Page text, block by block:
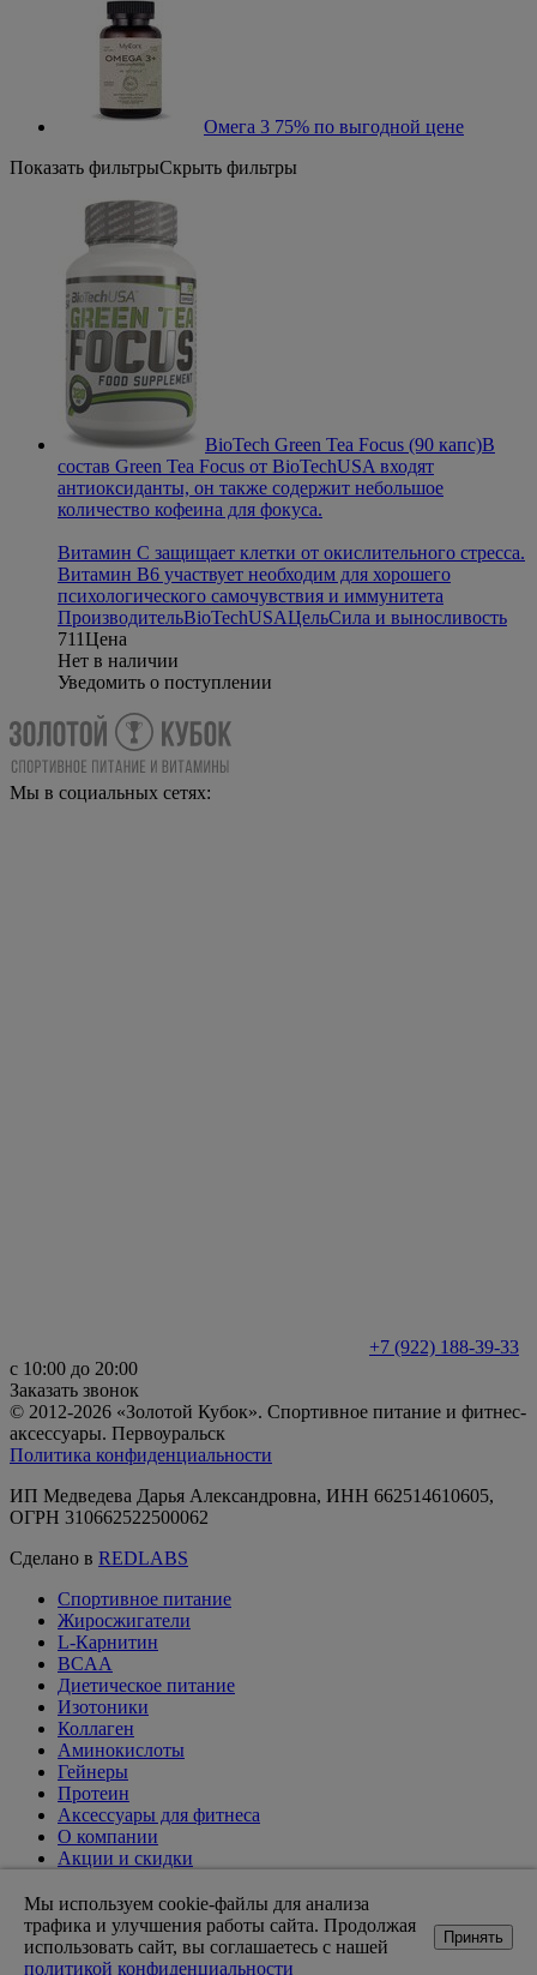
Омега 3 75% по выгодной цене
Показать фильтрыСкрыть фильтры
BioTech Green Tea Focus (90 капс)В
состав Green Tea Focus от BioTechUSA входят
антиоксиданты, он также содержит небольшое
количество кофеина для фокуса.
Витамин С защищает клетки от окислительного стресса.
Витамин В6 участвует необходим для хорошего
психологического самочувствия и иммунитета
ПроизводительBioTechUSAЦельСила и выносливость
711Цена
Нет в наличии
Уведомить о поступлении
Мы в социальных сетях:
+7 (922) 188-39-33
с 10:00 до 20:00
Заказать звонок
© 2012-2026 «Золотой Кубок». Спортивное питание и фитнес-
аксессуары. Первоуральск
Политика конфиденциальности
ИП Медведева Дарья Александровна, ИНН 662514610605,
ОГРН 310662522500062
Сделано в REDLABS
Спортивное питание
Жиросжигатели
L-Карнитин
BCAA
Диетическое питание
Изотоники
Коллаген
Аминокислоты
Гейнеры
Протеин
Аксессуары для фитнеса
О компании
Акции и скидки
Доставка и оплата
Оптовикам
Статьи
Возврат товара
Мы используем cookie-файлы для анализа
трафика и улучшения работы сайта. Продолжая
использовать сайт, вы соглашаетесь с нашей
политикой конфиденциальности
Принять